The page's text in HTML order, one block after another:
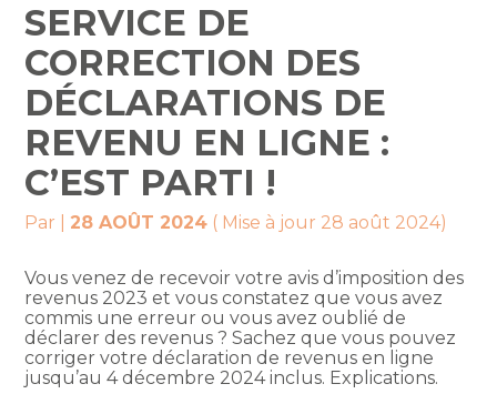
SERVICE DE
CORRECTION DES
DÉCLARATIONS DE
REVENU EN LIGNE :
C’EST PARTI !
Par 28 AOÛT 2024 ( Mise à jour 28 août 2024)
Vous venez de recevoir votre avis d’imposition des
revenus 2023 et vous constatez que vous avez
commis une erreur ou vous avez oublié de
déclarer des revenus ? Sachez que vous pouvez
corriger votre déclaration de revenus en ligne
jusqu’au 4 décembre 2024 inclus. Explications.